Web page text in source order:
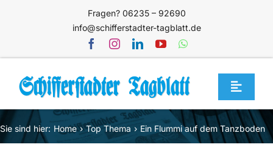
Fragen? 06235 – 92690
info@schifferstadter-tagblatt.de
Toggle
Home
Themen
Sie sind hier: Home Top Thema Ein Flummi auf dem Tanzboden